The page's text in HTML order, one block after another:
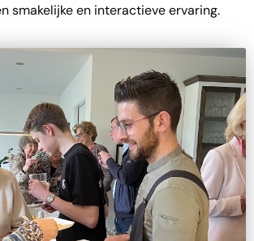
smakelijke en interactieve ervaring.